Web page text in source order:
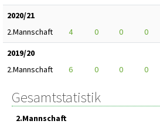
2020/21
2.Mannschaft
4 0 0 0
2019/20
2.Mannschaft
6 0 0 0
Gesamtstatistik
2.Mannschaft